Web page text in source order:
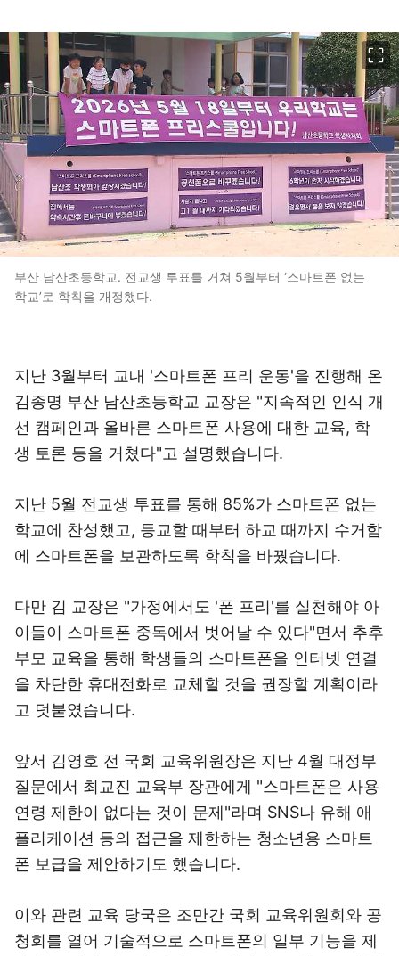
부산 남산초등학교. 전교생 투표를 거쳐 5월부터 ‘스마트폰 없는
학교’로 학칙을 개정했다.
지난 3월부터 교내 '스마트폰 프리 운동'을 진행해 온
김종명 부산 남산초등학교 교장은 "지속적인 인식 개
선 캠페인과 올바른 스마트폰 사용에 대한 교육, 학
생 토론 등을 거쳤다"고 설명했습니다.
지난 5월 전교생 투표를 통해 85%가 스마트폰 없는
학교에 찬성했고, 등교할 때부터 하교 때까지 수거함
에 스마트폰을 보관하도록 학칙을 바꿨습니다.
다만 김 교장은 "가정에서도 '폰 프리'를 실천해야 아
이들이 스마트폰 중독에서 벗어날 수 있다"면서 추후
부모 교육을 통해 학생들의 스마트폰을 인터넷 연결
을 차단한 휴대전화로 교체할 것을 권장할 계획이라
고 덧붙였습니다.
앞서 김영호 전 국회 교육위원장은 지난 4월 대정부
질문에서 최교진 교육부 장관에게 "스마트폰은 사용
연령 제한이 없다는 것이 문제"라며 SNS나 유해 애
플리케이션 등의 접근을 제한하는 청소년용 스마트
폰 보급을 제안하기도 했습니다.
이와 관련 교육 당국은 조만간 국회 교육위원회와 공
청회를 열어 기술적으로 스마트폰의 일부 기능을 제